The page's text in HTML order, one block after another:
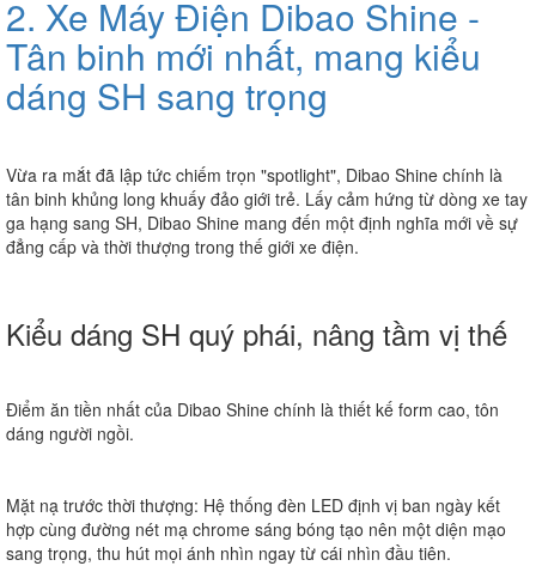
2. Xe Máy Điện Dibao Shine -
Tân binh mới nhất, mang kiểu
dáng SH sang trọng
Vừa ra mắt đã lập tức chiếm trọn "spotlight", Dibao Shine chính là
tân binh khủng long khuấy đảo giới trẻ. Lấy cảm hứng từ dòng xe tay
ga hạng sang SH, Dibao Shine mang đến một định nghĩa mới về sự
đẳng cấp và thời thượng trong thế giới xe điện.
Kiểu dáng SH quý phái, nâng tầm vị thế
Điểm ăn tiền nhất của Dibao Shine chính là thiết kế form cao, tôn
dáng người ngồi.
Mặt nạ trước thời thượng: Hệ thống đèn LED định vị ban ngày kết
hợp cùng đường nét mạ chrome sáng bóng tạo nên một diện mạo
sang trọng, thu hút mọi ánh nhìn ngay từ cái nhìn đầu tiên.